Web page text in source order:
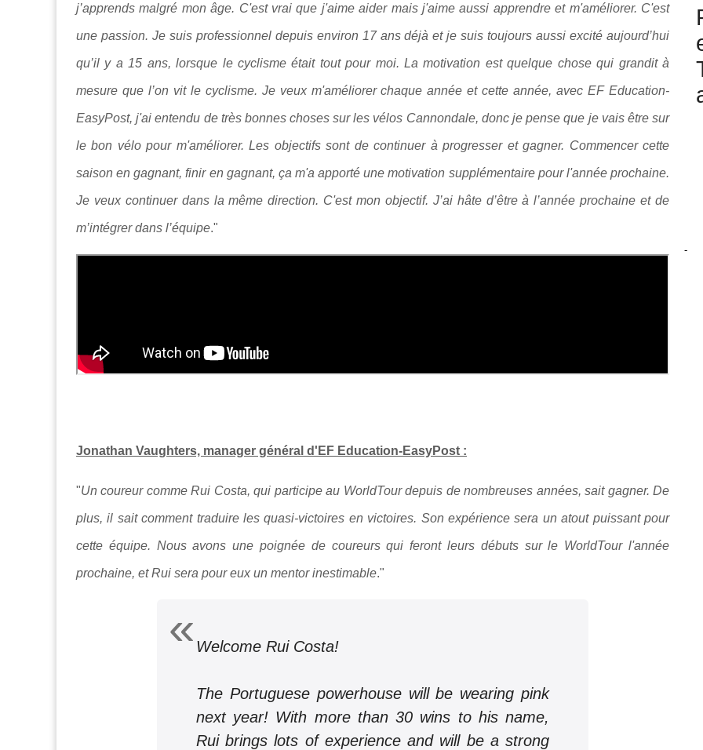
j’apprends malgré mon âge. C'est vrai que j'aime aider mais j'aime aussi apprendre et m'améliorer. C'est
une passion. Je suis professionnel depuis environ 17 ans déjà et je suis toujours aussi excité aujourd’hui
qu’il y a 15 ans, lorsque le cyclisme était tout pour moi. La motivation est quelque chose qui grandit à
mesure que l’on vit le cyclisme. Je veux m'améliorer chaque année et cette année, avec EF Education-
EasyPost, j'ai entendu de très bonnes choses sur les vélos Cannondale, donc je pense que je vais être sur
le bon vélo pour m'améliorer. Les objectifs sont de continuer à progresser et gagner. Commencer cette
saison en gagnant, finir en gagnant, ça m'a apporté une motivation supplémentaire pour l'année prochaine.
Je veux continuer dans la même direction. C'est mon objectif. J’ai hâte d’être à l’année prochaine et de
m’intégrer dans l’équipe."
Jonathan Vaughters, manager général d'EF Education-EasyPost :
"Un coureur comme Rui Costa, qui participe au WorldTour depuis de nombreuses années, sait gagner. De
plus, il sait comment traduire les quasi-victoires en victoires. Son expérience sera un atout puissant pour
cette équipe. Nous avons une poignée de coureurs qui feront leurs débuts sur le WorldTour l'année
prochaine, et Rui sera pour eux un mentor inestimable."
Welcome Rui Costa!
The Portuguese powerhouse will be wearing pink
next year! With more than 30 wins to his name,
Rui brings lots of experience and will be a strong
-